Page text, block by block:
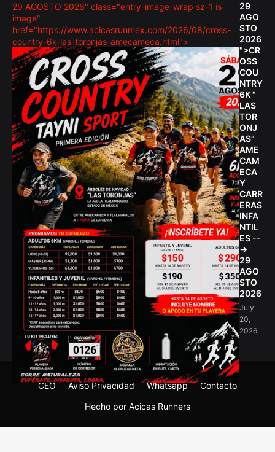
29 AGOSTO 2026" class="entry-image-wrap sz-1 is-
image"
href="https://www.acicasrunmex.com/2026/08/cross-
country-6k-las-toronjas-amecameca.html">
29
AGO
STO
2026
">CR
OSS
COU
NTRY
6K "
LAS
TOR
ONJ
AS"
AME
CAM
ECA
Y
CARR
ERAS
INFA
NTIL
ES --
->
29
AGO
STO
2026
July
20,
2026
Hecho por Acicas Runners
CEO Aviso Privacidad Whatsapp Contacto